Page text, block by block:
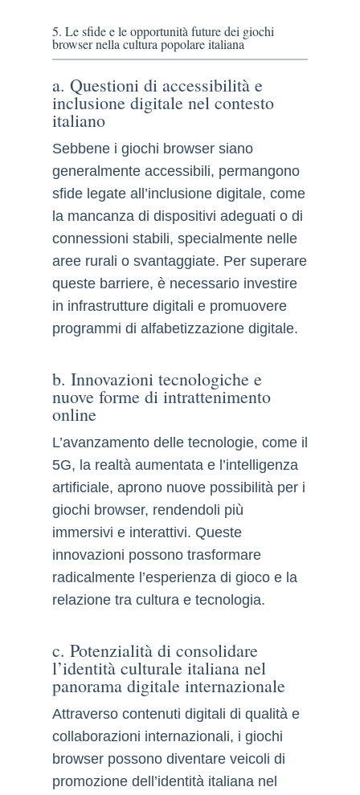
5. Le sfide e le opportunità future dei giochi
browser nella cultura popolare italiana
a. Questioni di accessibilità e
inclusione digitale nel contesto
italiano
Sebbene i giochi browser siano
generalmente accessibili, permangono
sfide legate all’inclusione digitale, come
la mancanza di dispositivi adeguati o di
connessioni stabili, specialmente nelle
aree rurali o svantaggiate. Per superare
queste barriere, è necessario investire
in infrastrutture digitali e promuovere
programmi di alfabetizzazione digitale.
b. Innovazioni tecnologiche e
nuove forme di intrattenimento
online
L’avanzamento delle tecnologie, come il
5G, la realtà aumentata e l’intelligenza
artificiale, aprono nuove possibilità per i
giochi browser, rendendoli più
immersivi e interattivi. Queste
innovazioni possono trasformare
radicalmente l’esperienza di gioco e la
relazione tra cultura e tecnologia.
c. Potenzialità di consolidare
l’identità culturale italiana nel
panorama digitale internazionale
Attraverso contenuti digitali di qualità e
collaborazioni internazionali, i giochi
browser possono diventare veicoli di
promozione dell’identità italiana nel